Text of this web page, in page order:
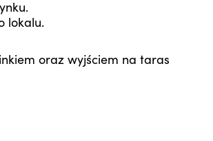
lokalu.
oraz wyjściem na taras